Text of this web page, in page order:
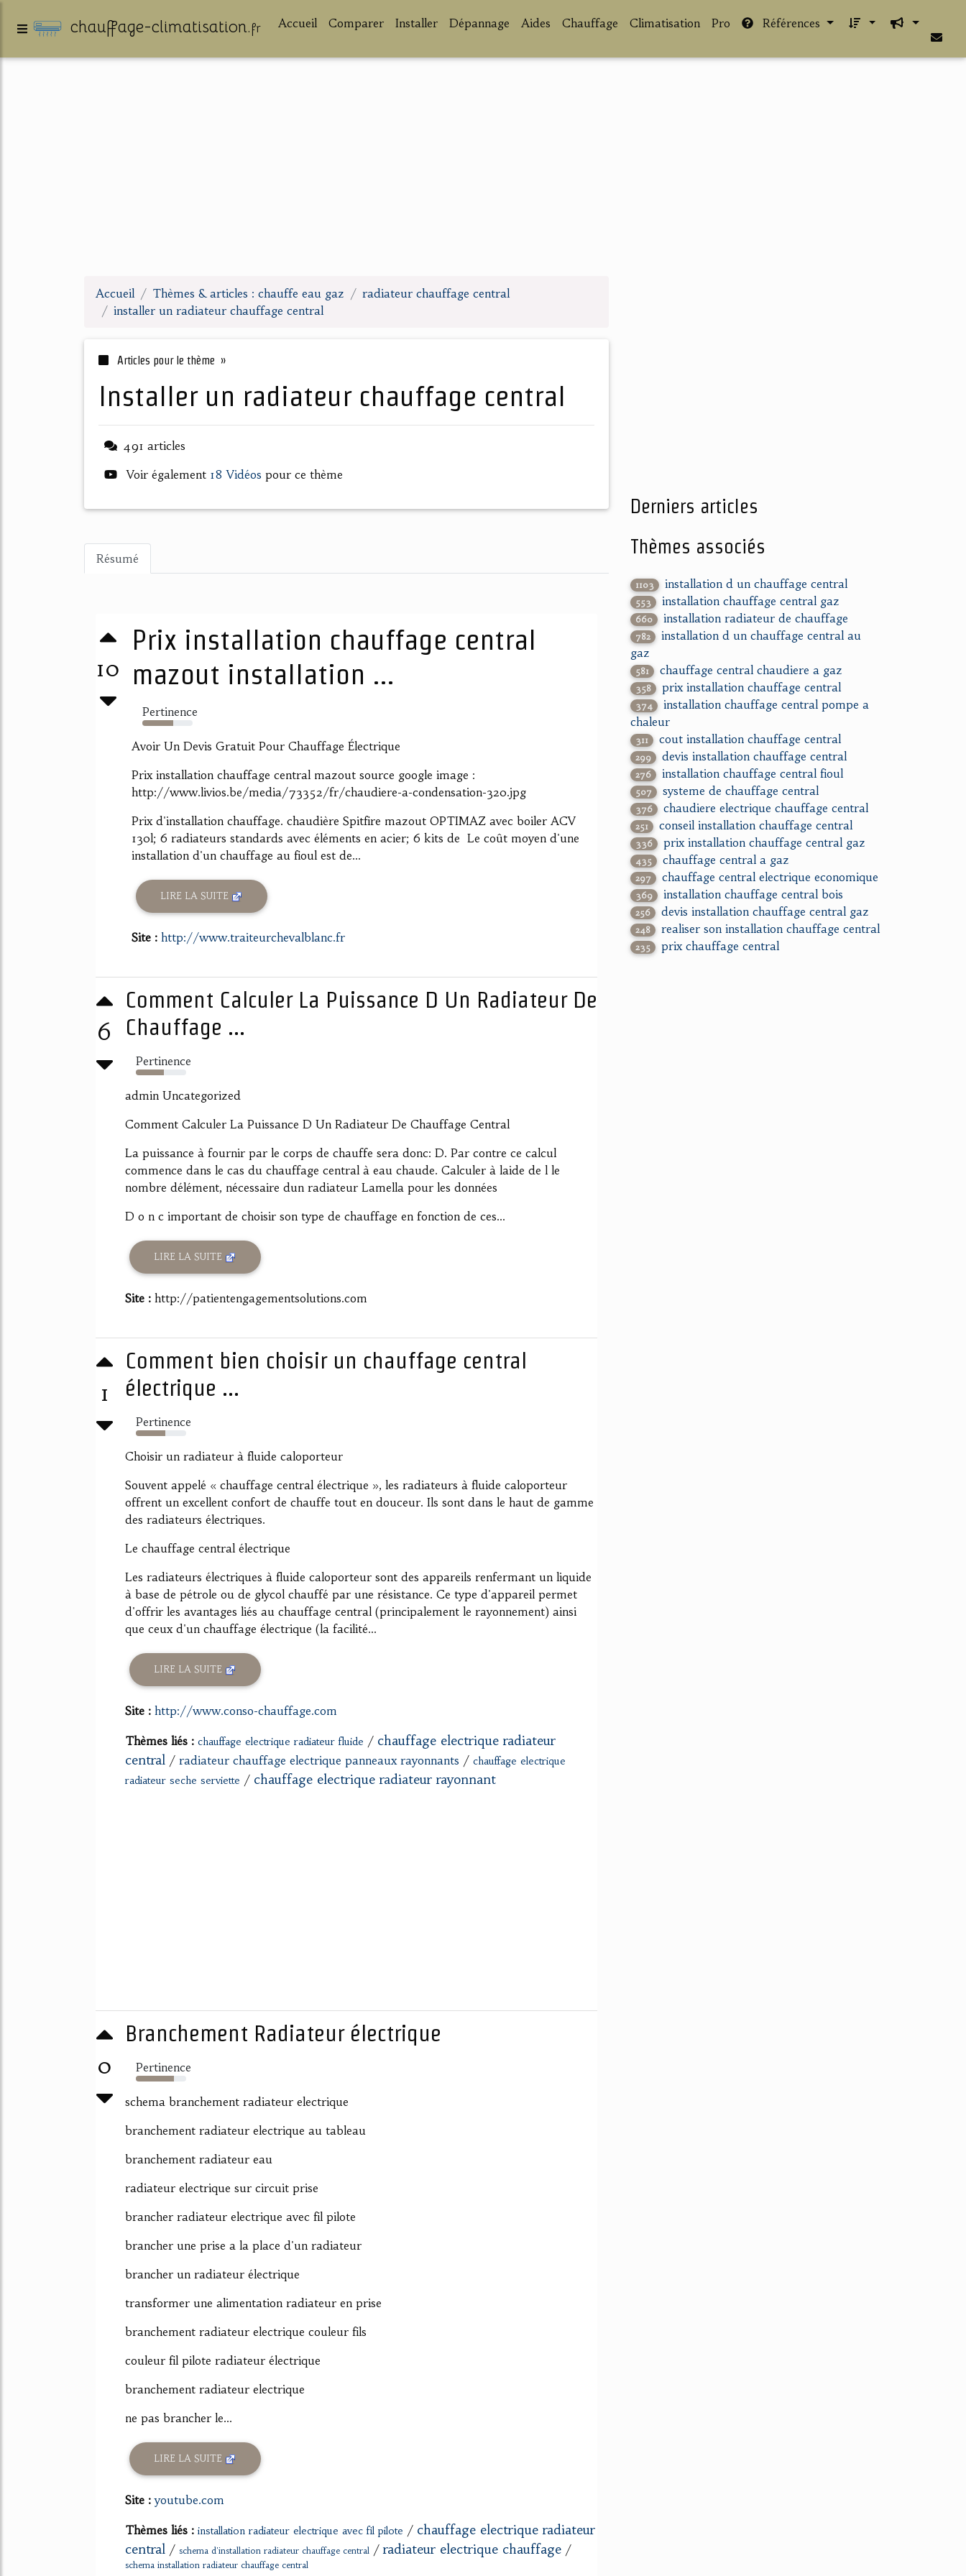
chauffage-climatisation.fr Accueil Comparer Installer Dépannage Aides Chauffage Climatisation Pro Références
Accueil Thèmes & articles : chauffe eau gaz
radiateur chauffage central
installer un radiateur chauffage central
Articles pour le thème »
installer un radiateur chauffage central
491 articles
Voir également 18 Vidéos pour ce thème
Résumé
10
Prix installation chauffage central
mazout installation ...
Pertinence
61%
Avoir Un Devis Gratuit Pour Chauffage Électrique
Prix installation chauffage central mazout source google image :
http://www.livios.be/media/73352/fr/chaudiere-a-condensation-320.jpg
Prix d'installation chauffage. chaudière Spitfire mazout OPTIMAZ avec boiler ACV
130l; 6 radiateurs standards avec éléments en acier; 6 kits de Le coût moyen d'une
installation d'un chauffage au fioul est de...
LIRE LA SUITE
Site : http://www.traiteurchevalblanc.fr
6
Comment Calculer La Puissance D Un Radiateur De
Chauffage ...
Pertinence
55%
admin Uncategorized
Comment Calculer La Puissance D Un Radiateur De Chauffage Central
La puissance à fournir par le corps de chauffe sera donc: D. Par contre ce calcul
commence dans le cas du chauffage central à eau chaude. Calculer à laide de l le
nombre délément, nécessaire dun radiateur Lamella pour les données
D o n c important de choisir son type de chauffage en fonction de ces...
LIRE LA SUITE
Site : http://patientengagementsolutions.com
1
Comment bien choisir un chauffage central
électrique ...
Pertinence
59%
Choisir un radiateur à fluide caloporteur
Souvent appelé « chauffage central électrique », les radiateurs à fluide caloporteur
offrent un excellent confort de chauffe tout en douceur. Ils sont dans le haut de gamme
des radiateurs électriques.
Le chauffage central électrique
Les radiateurs électriques à fluide caloporteur sont des appareils renfermant un liquide
à base de pétrole ou de glycol chauffé par une résistance. Ce type d'appareil permet
d'offrir les avantages liés au chauffage central (principalement le rayonnement) ainsi
que ceux d'un chauffage électrique (la facilité...
LIRE LA SUITE
Site : http://www.conso-chauffage.com
Thèmes liés : chauffage electrique radiateur fluide / chauffage electrique radiateur
central / radiateur chauffage electrique panneaux rayonnants / chauffage electrique
radiateur seche serviette / chauffage electrique radiateur rayonnant
0
Branchement Radiateur électrique
Pertinence
76%
schema branchement radiateur electrique
branchement radiateur electrique au tableau
branchement radiateur eau
radiateur electrique sur circuit prise
brancher radiateur electrique avec fil pilote
brancher une prise a la place d'un radiateur
brancher un radiateur électrique
transformer une alimentation radiateur en prise
branchement radiateur electrique couleur fils
couleur fil pilote radiateur électrique
branchement radiateur electrique
ne pas brancher le...
LIRE LA SUITE
Site :youtube.com
Thèmes liés : installation radiateur electrique avec fil pilote / chauffage electrique radiateur
central / schema d'installation radiateur chauffage central / radiateur electrique chauffage /
schema installation radiateur chauffage central
Derniers articles
Thèmes associés
1103 installation d un chauffage central
553 installation chauffage central gaz
660 installation radiateur de chauffage
782
installation d un chauffage central au
gaz
581 chauffage central chaudiere a gaz
358 prix installation chauffage central
374
installation chauffage central pompe a
chaleur
311 cout installation chauffage central
299 devis installation chauffage central
276 installation chauffage central fioul
507 systeme de chauffage central
376 chaudiere electrique chauffage central
251 conseil installation chauffage central
336 prix installation chauffage central gaz
435 chauffage central a gaz
297 chauffage central electrique economique
369 installation chauffage central bois
256 devis installation chauffage central gaz
248 realiser son installation chauffage central
235 prix chauffage central